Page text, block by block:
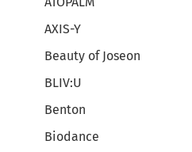
AXIS-Y
Beauty of Joseon
BLIV:U
Benton
Biodance